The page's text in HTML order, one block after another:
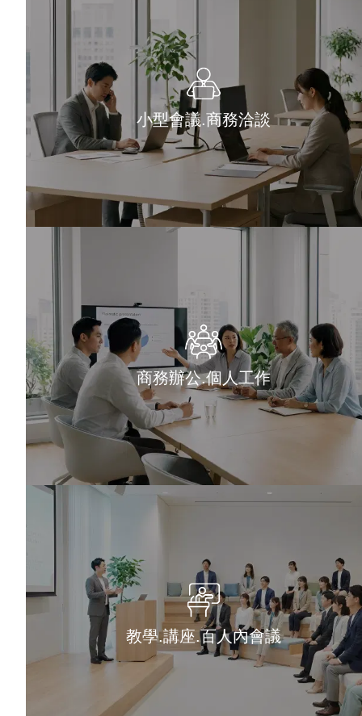
小型會議.商務洽談
商務辦公.個人工作
教學.講座.百人內會議